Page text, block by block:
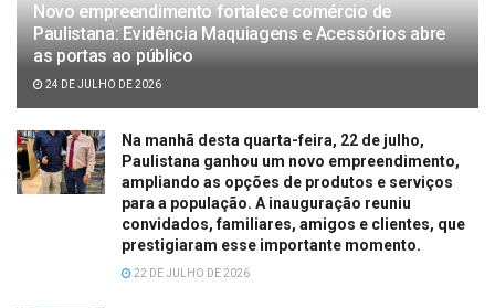
Novo empreendimento fortalece comércio de
Paulistana: Evidência Maquiagens e Acessórios abre
as portas ao público
24 DE JULHO DE 2026
Na manhã desta quarta-feira, 22 de julho,
Paulistana ganhou um novo empreendimento,
ampliando as opções de produtos e serviços
para a população. A inauguração reuniu
convidados, familiares, amigos e clientes, que
prestigiaram esse importante momento.
22 DE JULHO DE 2026